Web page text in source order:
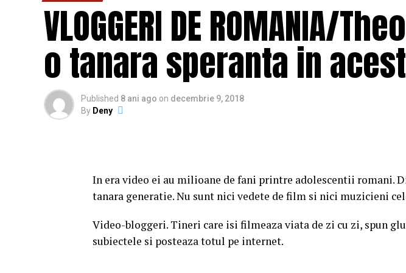
VLOGGERI DE ROMANIA/
o tanara speranta in
Published 8 ani ago on decembrie 9, 2018
By Deny
In era video ei au milioane de fani printre adolescentii romani.
tanara generatie. Nu sunt nici vedete de film si nici muzicieni
Video-bloggeri. Tineri care isi filmeaza viata de zi cu zi, spun
subiectele si posteaza totul pe internet.